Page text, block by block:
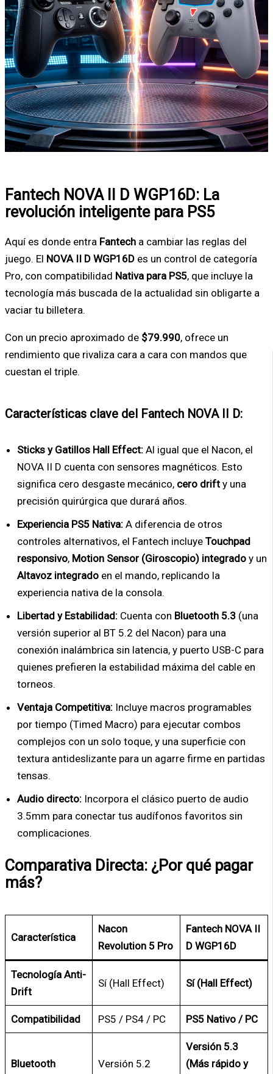
Fantech NOVA II D WGP16D: La
revolución inteligente para PS5
Aquí es donde entra Fantech a cambiar las reglas del
juego. El NOVA II D WGP16D es un control de categoría
Pro, con compatibilidad Nativa para PS5, que incluye la
tecnología más buscada de la actualidad sin obligarte a
vaciar tu billetera.
Con un precio aproximado de $79.990, ofrece un
rendimiento que rivaliza cara a cara con mandos que
cuestan el triple.
Características clave del Fantech NOVA II D:
Sticks y Gatillos Hall Effect: Al igual que el Nacon, el
NOVA II D cuenta con sensores magnéticos. Esto
significa cero desgaste mecánico, cero drift y una
precisión quirúrgica que durará años.
Experiencia PS5 Nativa: A diferencia de otros
controles alternativos, el Fantech incluye Touchpad
responsivo, Motion Sensor (Giroscopio) integrado y un
Altavoz integrado en el mando, replicando la
experiencia nativa de la consola.
Libertad y Estabilidad: Cuenta con Bluetooth 5.3 (una
versión superior al BT 5.2 del Nacon) para una
conexión inalámbrica sin latencia, y puerto USB-C para
quienes prefieren la estabilidad máxima del cable en
torneos.
Ventaja Competitiva: Incluye macros programables
por tiempo (Timed Macro) para ejecutar combos
complejos con un solo toque, y una superficie con
textura antideslizante para un agarre firme en partidas
tensas.
Audio directo: Incorpora el clásico puerto de audio
3.5mm para conectar tus audífonos favoritos sin
complicaciones.
Comparativa Directa: ¿Por qué pagar
más?
Característica
Nacon
Revolution 5 Pro
Fantech NOVA II
D WGP16D
Tecnología Anti-
Drift
Sí (Hall Effect) Sí (Hall Effect)
Compatibilidad PS5 / PS4 / PC PS5 Nativo / PC
Bluetooth Versión 5.2
Versión 5.3
(Más rápido y